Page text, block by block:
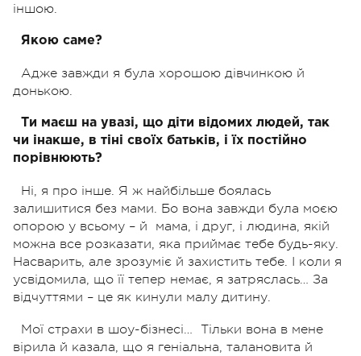
іншою.
Якою саме?
Адже завжди я була хорошою дівчинкою й
донькою.
Ти маєш на увазі, що діти відомих людей, так
чи інакше, в тіні своїх батьків, і їх постійно
порівнюють?
Ні, я про інше. Я ж найбільше боялась
залишитися без мами. Бо вона завжди була моєю
опорою у всьому – й
мама, і друг, і людина, якій
можна все розказати, яка приймає тебе будь-яку.
Насварить, але зрозуміє й захистить тебе. І коли я
усвідомила, що її тепер немає, я затряслась… За
відчуттями – це як кинули малу дитину.
Мої страхи в шоу-бізнесі…
Тільки вона в мене
вірила й казала, що я геніальна, талановита й